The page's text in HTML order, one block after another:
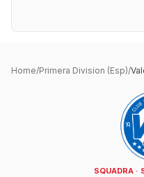
Home/Primera Division (Esp)/
SQUADRA